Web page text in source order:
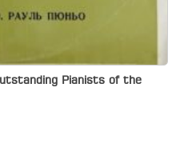
Pianists of the